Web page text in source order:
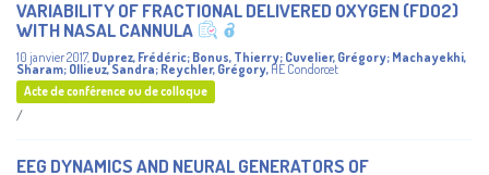
VARIABILITY OF FRACTIONAL DELIVERED OXYGEN (FDO2)
WITH NASAL CANNULA
10 janvier 2017, Duprez, Frédéric; Bonus, Thierry; Cuvelier, Grégory; Machayekhi,
Sharam; Ollieuz, Sandra; Reychler, Grégory, HE Condorcet
Acte de conférence ou de colloque
/
EEG DYNAMICS AND NEURAL GENERATORS OF